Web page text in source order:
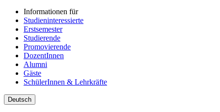
Informationen für
Studieninteressierte
Erstsemester
Studierende
Promovierende
DozentInnen
Alumni
Gäste
SchülerInnen & Lehrkräfte
Deutsch